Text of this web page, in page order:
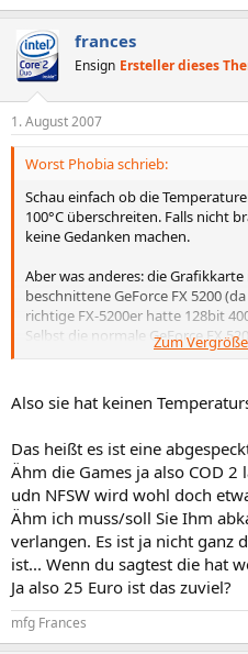
frances
Ensign Ersteller dieses
1. August 2007
Worst Phobia schrieb:
Schau einfach ob die
100°C überschreiten. Falls nicht
keine Gedanken machen.
Aber was anderes: die
beschnittene GeForce FX 5200
richtige FX-5200er hatte 128bit
Selbst die normale GeForce FX
eine reine Office-Karte und völlig
Kurz und knapp: NFSMW &
niedrigster Detailstufe, mit
Zum
Also sie hat keinen
Das heißt es ist eine
Ähm die Games ja also COD
udn NFSW wird wohl doch
Ähm ich muss/soll Sie Ihm
verlangen. Es ist ja nicht ganz
ist... Wenn du sagtest die hat
Ja also 25 Euro ist das zuviel?
mfg Frances